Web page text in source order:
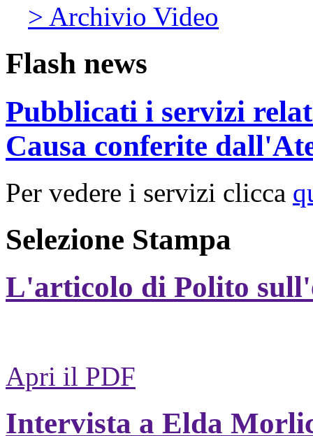
> Archivio Video
Flash news
Pubblicati i servizi
Causa conferite
Per vedere i servizi clicca
Selezione Stampa
L'articolo di Polito
Apri il PDF
Intervista a Elda